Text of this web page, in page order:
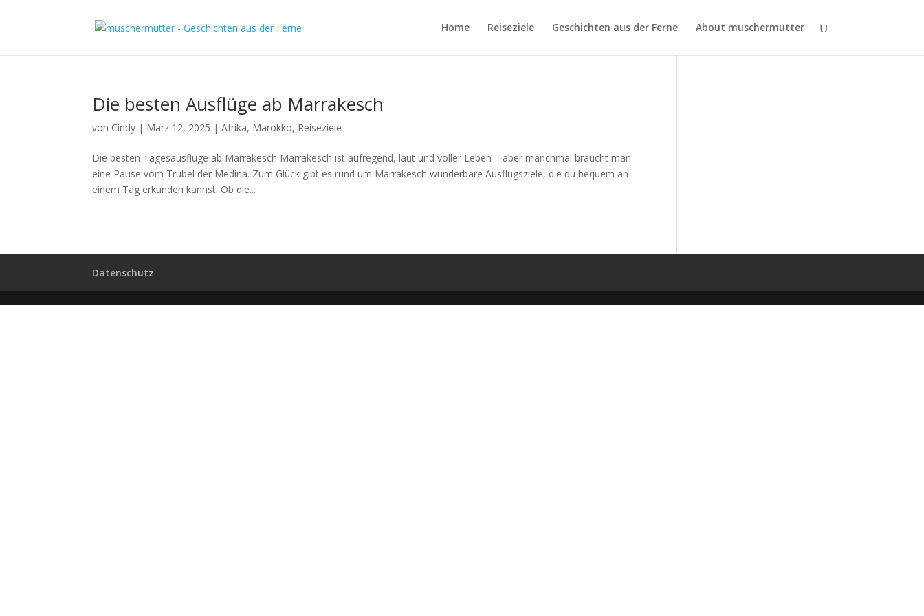
Home Reiseziele Geschichten aus der Ferne About muschermutter
Die besten Ausflüge ab Marrakesch
von Cindy | März 12, 2025 |Afrika, Marokko, Reiseziele
Die besten Tagesausflüge ab Marrakesch Marrakesch ist aufregend, laut und voller Leben – aber manchmal braucht man
eine Pause vom Trubel der Medina. Zum Glück gibt es rund um Marrakesch wunderbare Ausflugsziele, die du bequem an
einem Tag erkunden kannst. Ob die...
Datenschutz